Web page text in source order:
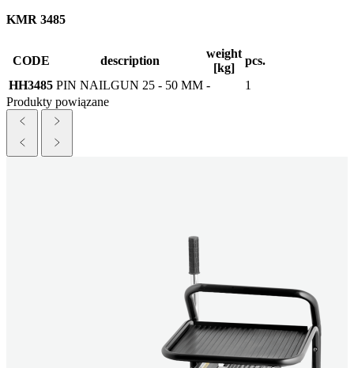
KMR 3485
CODE description
weight
[kg]
pcs.
HH3485 PIN NAILGUN 25 - 50 MM -
1
Produkty powiązane